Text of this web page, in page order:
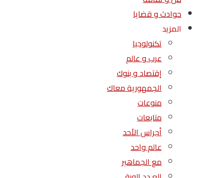
حوادث و قضايا
المزيد
تكنولوجيا
عرب و عالم
إقتصاد و بنوك
الجمهورية معاك
منوعات
متابعات
أجراس الأحد
عالم واحد
مع الجماهير